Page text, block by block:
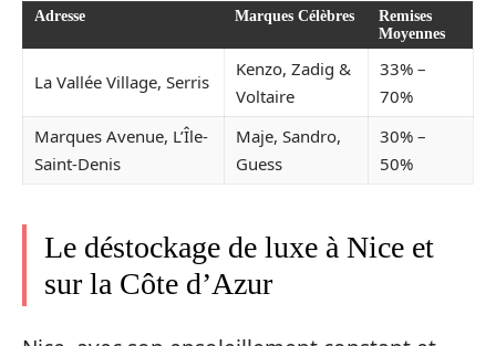
Adresse Marques Célèbres
Remises
Moyennes
La Vallée Village, Serris
Kenzo, Zadig &
Voltaire
33% –
70%
Marques Avenue, L’Île-
Saint-Denis
Maje, Sandro,
Guess
30% –
50%
Le déstockage de luxe à Nice et
sur la Côte d’Azur